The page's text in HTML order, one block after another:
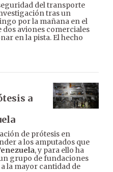
del transporte
tras un
por la mañana en el
aviones comerciales
en la pista. El hecho
a
de prótesis en
a los amputados que
, y para ello ha
grupo de fundaciones
la mayor cantidad de